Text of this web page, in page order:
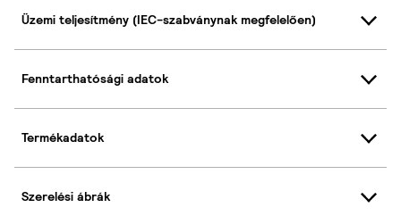
Üzemi teljesítmény (IEC-szabványnak megfelelően)
Fenntarthatósági adatok
Termékadatok
Szerelési ábrák